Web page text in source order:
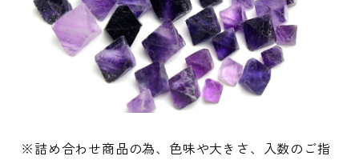
※詰め合わせ商品の為、色味や大きさ、入数のご指